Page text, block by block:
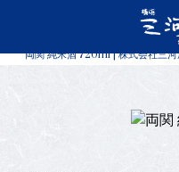
両関 純米酒 720ml | 株式会社三